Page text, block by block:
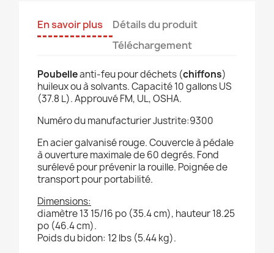
En savoir plus
Détails du produit
Téléchargement
Poubelleanti-feu pour déchets (chiffons)
huileux ou à solvants. Capacité 10 gallons US
(37.8 L). Approuvé FM, UL, OSHA.
Numéro du manufacturier Justrite:9300
En acier galvanisé rouge. Couvercle à pédale
à ouverture maximale de 60 degrés. Fond
surélevé pour prévenir la rouille. Poignée de
transport pour portabilité.
Dimensions:
diamètre 13 15/16 po (35.4 cm), hauteur 18.25
po (46.4 cm).
Poids du bidon: 12 lbs (5.44 kg).